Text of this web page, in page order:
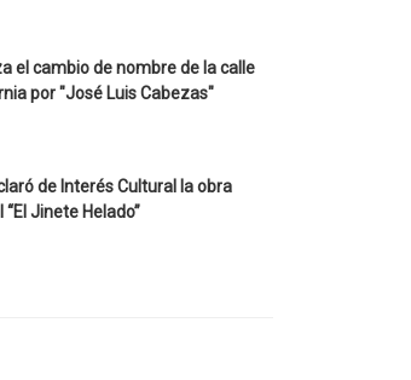
el cambio de nombre de la calle
por "José Luis Cabezas"
de Interés Cultural la obra
Jinete Helado”